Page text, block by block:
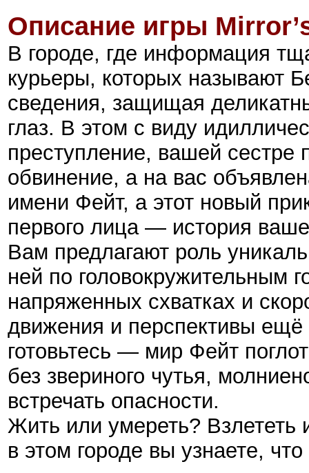
Описание игры
В городе, где информация
курьеры, которых называют
сведения, защищая
глаз. В этом с виду
преступление, вашей сестре
обвинение, а на вас
имени Фейт, а этот новый
первого лица — история
Вам предлагают роль
ней по головокружительным
напряженных схватках и
движения и перспективы
готовьтесь — мир Фейт
без звериного чутья,
встречать опасности.
Жить или умереть? Взлететь
в этом городе вы узнаете,